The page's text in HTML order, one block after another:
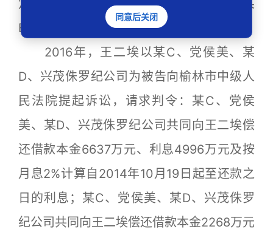
定用府谷县弘建煤矿股权中某D的股权与某
B、王二埃抵偿债务。
2016年，王二埃以某C、党侯美、某
D、兴茂侏罗纪公司为被告向榆林市中级人
民法院提起诉讼，请求判令：某C、党侯
美、某D、兴茂侏罗纪公司共同向王二埃偿
还借款本金6637万元、利息4996万元及按
月息2%计算自2014年10月19日起至还款之
日的利息；某C、党侯美、某D、兴茂侏罗
纪公司共同向王二埃偿还借款本金2268万元
同意后关闭